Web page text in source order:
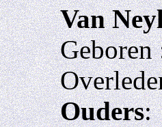
Van
Geboren
Ouders: